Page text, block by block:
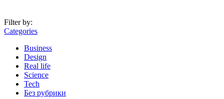
Filter by:
Categories
Business
Design
Real life
Science
Tech
Без рубрики